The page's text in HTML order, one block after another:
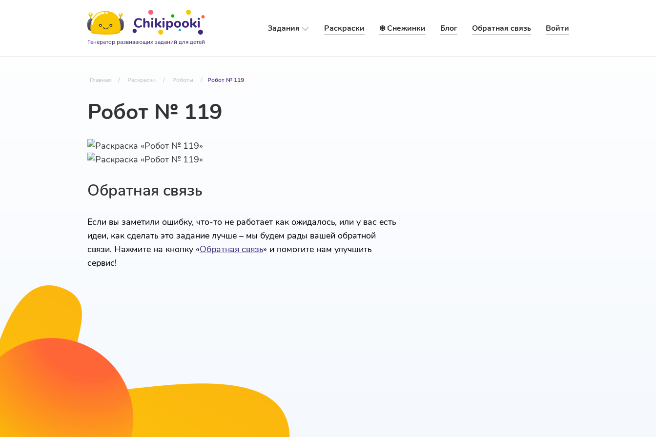
Генератор развивающих заданий для детей
Задания Раскраски ❄️ Снежинки Блог Обратная связь Войти
Главная / Раскраски / Роботы / Робот № 119
Робот № 119
Обратная связь
Если вы заметили ошибку, что-то не работает как ожидалось, или у вас есть
идеи, как сделать это задание лучше – мы будем рады вашей обратной
связи. Нажмите на кнопку «Обратная связь» и помогите нам улучшить
сервис!